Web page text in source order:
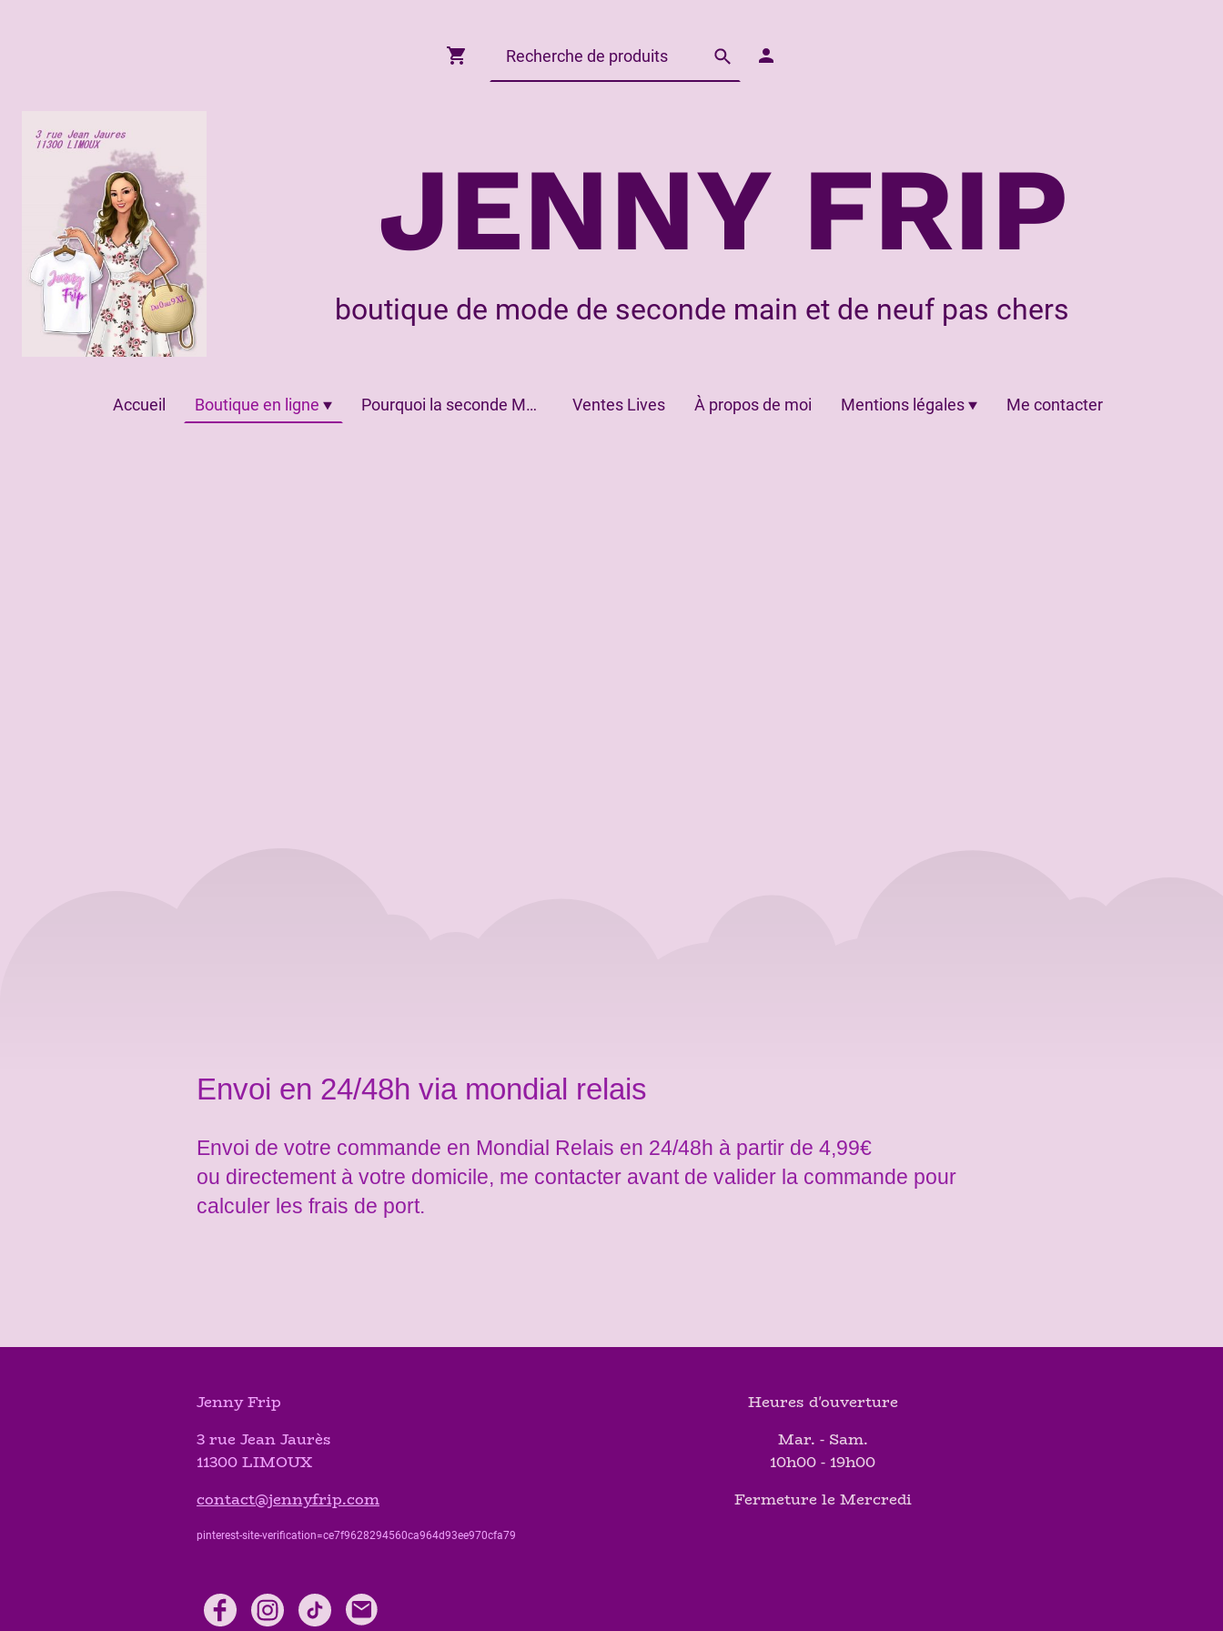
JENNY FRIP
boutique de mode de seconde main et de neuf pas chers
Accueil Boutique en ligne Pourquoi la seconde Main? Ventes Lives À propos de moi Mentions légales Me contacter
Envoi en 24/48h via mondial relais
Envoi de votre commande en Mondial Relais en 24/48h à partir de 4,99€
ou directement à votre domicile, me contacter avant de valider la commande pour
calculer les frais de port.
Jenny Frip
3 rue Jean Jaurès
11300 LIMOUX
contact@jennyfrip.com
pinterest-site-verification=ce7f9628294560ca964d93ee970cfa79
Heures d'ouverture
Mar. - Sam.
10h00 - 19h00
Fermeture le Mercredi